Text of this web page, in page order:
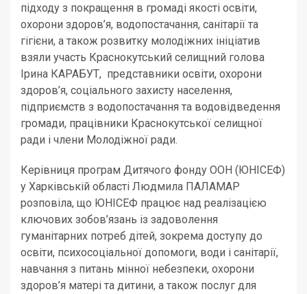
підходу з покращення в громаді якості освіти,
охорони здоров’я, водопостачання, санітарії та
гігієни, а також розвитку молодіжних ініціатив
взяли участь Краснокутський селищний голова
Ірина КАРАБУТ, представники освіти, охорони
здоров’я, соціального захисту населення,
підприємств з водопостачання та водовідведення
громади, працівники Краснокутської селищної
ради і члени Молодіжної ради.
Керівниця програм Дитячого фонду ООН (ЮНІСЕФ)
у Харківській області Людмила ПАЛАМАР
розповіла, що ЮНІСЕФ працює над реалізацією
ключових зобов’язань із задоволення
гуманітарних потреб дітей, зокрема доступу до
освіти, психосоціальної допомоги, води і санітарії,
навчання з питань мінної небезпеки, охорони
здоров’я матері та дитини, а також послуг для